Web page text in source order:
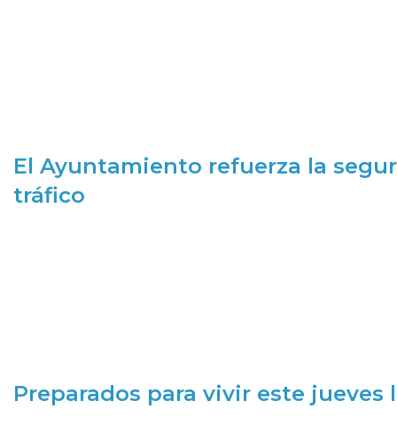
El Ayuntamiento refuerza la
tráfico
Preparados para vivir este jueves